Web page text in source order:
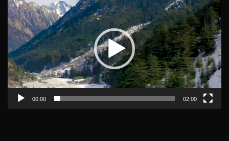
Player
00:00 02:00